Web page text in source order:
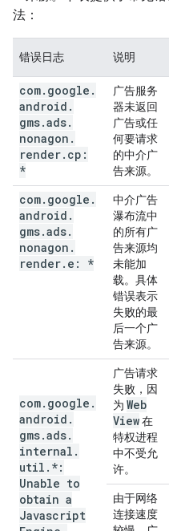
法：
错误日志 说明
com. google .
android .
gms.ads.
nonagon .
render. cp:
*
广告服务
器未返回
广告或任
何要请求
的中介广
告来源。
com. google .
android .
gms.ads.
nonagon .
render. e: *
中介广告
瀑布流中
的所有广
告来源均
未能加
载。具体
错误表示
失败的最
后一个广
告来源。
com. google .
android .
gms.ads.
internal .
util . *:
Unable to
obtain a
Javascript
广告请求
失败，因
为 Web
View在
特权进程
中不受允
许。
由于网络
连接速度